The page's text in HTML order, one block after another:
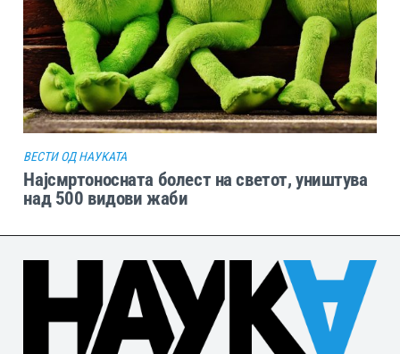
ВЕСТИ ОД НАУКАТА
Најсмртоносната болест на светот, уништува
над 500 видови жаби